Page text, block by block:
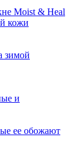
Moist & Heal
кожи
зимой
и
ее обожают